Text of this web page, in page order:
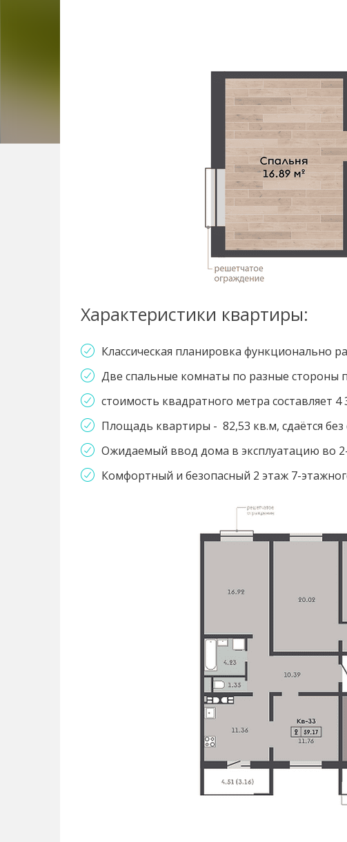
Характеристики квартиры:
Классическая планировка функционально
Две спальные комнаты по разные стороны
стоимость квадратного метра составляет
Площадь квартиры - 82,53 кв.м, сдаётся без
Ожидаемый ввод дома в эксплуатацию во
Комфортный и безопасный 2 этаж 7-